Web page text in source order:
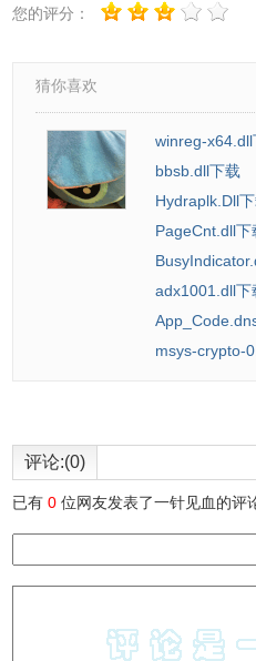
您的评分：
猜你喜欢
winreg-x64.dll
bbsb.dll下载
Hydraplk.Dll
PageCnt.dll下
adx1001.dll下
msys-crypto-
评论:(0)
已有0 位网友发表了一针见血的评